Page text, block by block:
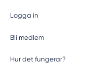
Logga in
Bli medlem
Hur det fungerar?